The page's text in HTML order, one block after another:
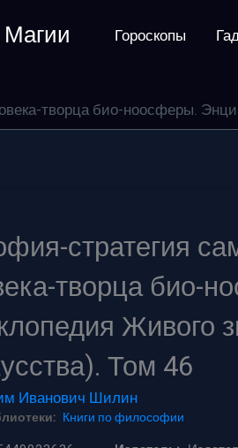
Гороскопы
творца био-ноосферы.
стратегия
творца био-
Живого
Том 46
Иванович Шилин
Книги по философии